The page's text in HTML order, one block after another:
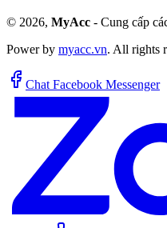
© 2026, MyAcc - Cung cấp
Power by myacc.vn. All rights
Chat Facebook Messenger